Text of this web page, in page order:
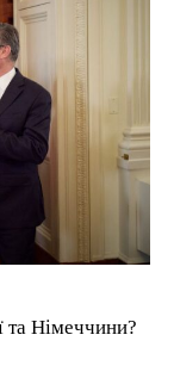
and
та Німеччини?